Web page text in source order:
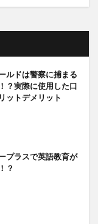
ルドは警察に捕まる
？実際に使用した口
ットデメリット
プラスで英語教育が
？